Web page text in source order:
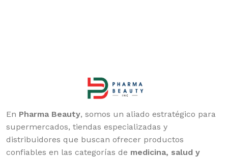
En Pharma Beauty, somos un aliado estratégico para
supermercados, tiendas especializadas y
distribuidores que buscan ofrecer productos
confiables en las categorías de medicina, salud y